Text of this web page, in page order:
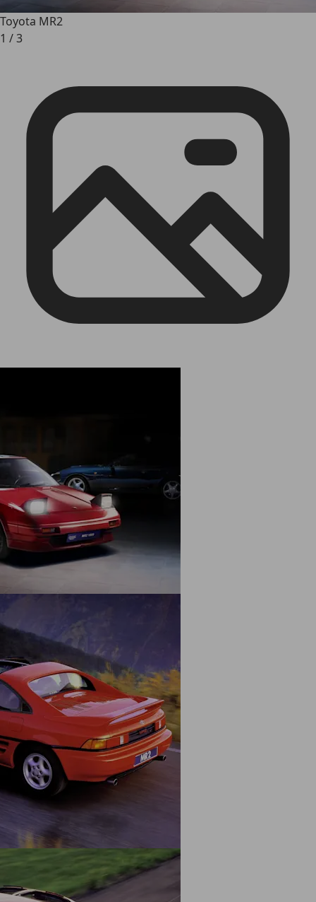
Toyota MR2
1 /3